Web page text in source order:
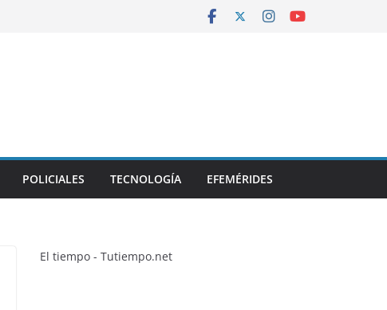
POLICIALES TECNOLOGÍA EFEMÉRIDES
El tiempo - Tutiempo.net